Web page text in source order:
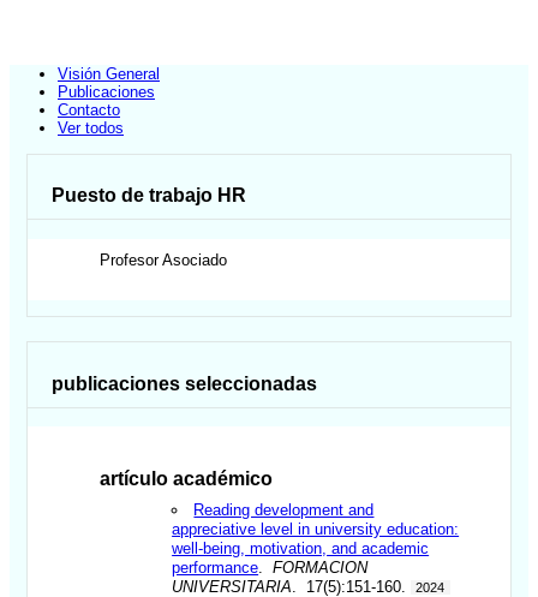
Visión General
Publicaciones
Contacto
Ver todos
Puesto de trabajo HR
Profesor Asociado
publicaciones seleccionadas
artículo académico
Reading development and
appreciative level in university education:
well-being, motivation, and academic
performance .FORMACION
UNIVERSITARIA . 17(5):151-160. 2024